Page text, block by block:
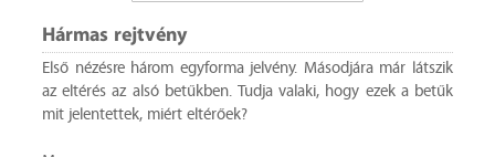
Hármas rejtvény
Első nézésre három egyforma jelvény. Másodjára már látszik
az eltérés az alsó betűkben. Tudja valaki, hogy ezek a betűk
mit jelentettek, miért eltérőek?